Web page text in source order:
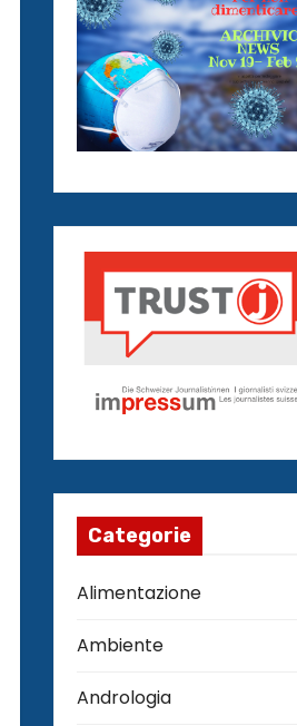
Categorie
Alimentazione
Ambiente
Andrologia